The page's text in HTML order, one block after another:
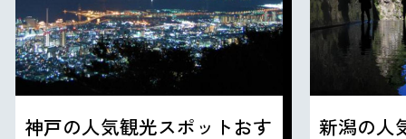
神戸の人気観光スポットおす
新潟の人